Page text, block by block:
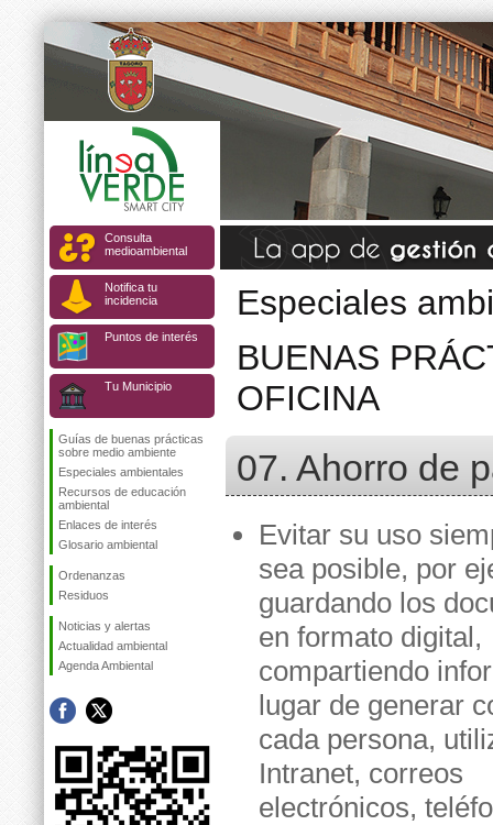
Consulta
medioambiental
Notifica tu
incidencia
Puntos de interés
Tu Municipio
Guías de buenas prácticas
sobre medio ambiente
Especiales ambientales
Recursos de educación
ambiental
Enlaces de interés
Glosario ambiental
Ordenanzas
Residuos
Noticias y alertas
Actualidad ambiental
Agenda Ambiental
Especiales
BUENAS
OFICINA
07. Ahorro de
Evitar su uso
sea posible, por
guardando los
en formato digital,
compartiendo
lugar de generar
cada persona,
Intranet, correos
electrónicos,